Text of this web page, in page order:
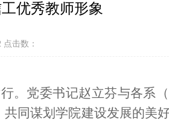
优秀教师形象
击数：
。党委书记赵立芬与各系
同谋划学院建设发展的美